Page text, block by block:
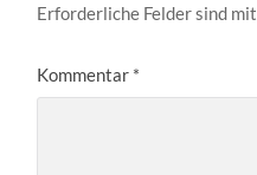
Erforderliche Felder sind mit
Kommentar *